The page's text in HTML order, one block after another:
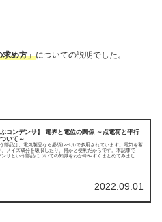
求め方」についての説明でした。
ぶコンデンサ】 電界と電位の関係 ～点電荷と平行
いて～
部品は、電気製品なら必須レベルで多用されています。電気を蓄
、ノイズ成分を吸収したり、何かと便利だからです。本記事で
サという部品についての知識をわかりやすくまとめてみまし
2022.09.01